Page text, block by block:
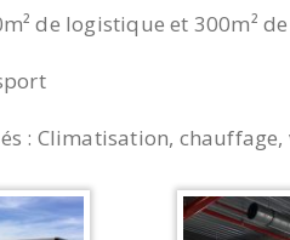
de logistique et 300m²
: Climatisation,